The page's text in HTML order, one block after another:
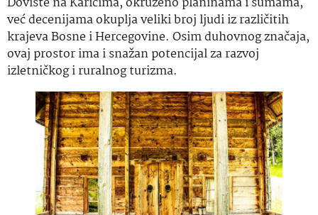
već decenijama okuplja veliki broj ljudi iz različitih
krajeva Bosne i Hercegovine. Osim duhovnog značaja,
ovaj prostor ima i snažan potencijal za razvoj
izletničkog i ruralnog turizma.